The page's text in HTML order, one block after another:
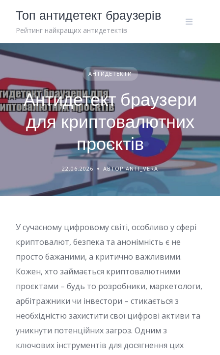
content
Топ антидетект браузерів
Рейтинг найкращих антидетектів
АНТИДЕТЕКТИ
Антидетект браузери
для криптовалютних
проєктів
22.06.2026 АВТОР ANTI_VERA
У сучасному цифровому світі, особливо у сфері
криптовалют, безпека та анонімність є не
просто бажаними, а критично важливими.
Кожен, хто займається криптовалютними
проєктами – будь то розробники, маркетологи,
арбітражники чи інвестори – стикається з
необхідністю захистити свої цифрові активи та
уникнути потенційних загроз. Одним з
ключових інструментів для досягнення цих